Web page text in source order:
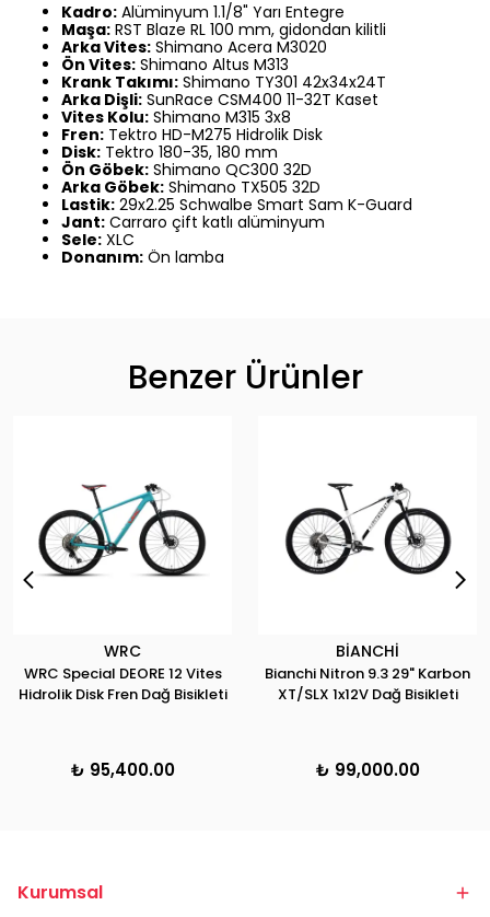
Kadro: Alüminyum 1.1/8" Yarı Entegre
Maşa: RST Blaze RL 100 mm, gidondan kilitli
Arka Vites: Shimano Acera M3020
Ön Vites: Shimano Altus M313
Krank Takımı: Shimano TY301 42x34x24T
Arka Dişli: SunRace CSM400 11-32T Kaset
Vites Kolu: Shimano M315 3x8
Fren: Tektro HD-M275 Hidrolik Disk
Disk: Tektro 180-35, 180 mm
Ön Göbek: Shimano QC300 32D
Arka Göbek: Shimano TX505 32D
Lastik: 29x2.25 Schwalbe Smart Sam K-Guard
Jant: Carraro çift katlı alüminyum
Sele: XLC
Donanım: Ön lamba
Benzer Ürünler
WRC
WRC Special DEORE 12 Vites
Hidrolik Disk Fren Dağ Bisikleti
₺ 95,400.00
BİANCHİ
Bianchi Nitron 9.3 29" Karbon
XT/SLX 1x12V Dağ Bisikleti
₺ 99,000.00
Kurumsal